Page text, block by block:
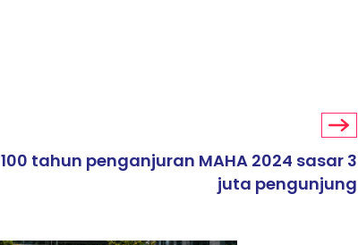
100 tahun penganjuran MAHA 2024 sasar 3
juta pengunjung